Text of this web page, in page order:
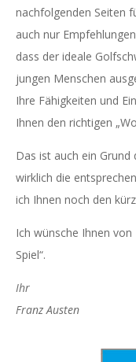
nachfolgenden Seiten
auch nur
dass der ideale
jungen Menschen
Ihre Fähigkeiten und
Ihnen den richtigen
Das ist auch ein
wirklich die
ich Ihnen noch den
Ich wünsche Ihnen
Spiel“.
Ihr
Franz Austen